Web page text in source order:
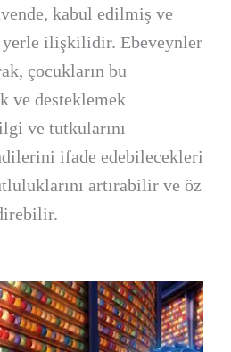
kabul edilmiş ve
ilişkilidir. Ebeveynler
çocukların bu
ve desteklemek
ve tutkularını
ifade edebilecekleri
artırabilir ve öz